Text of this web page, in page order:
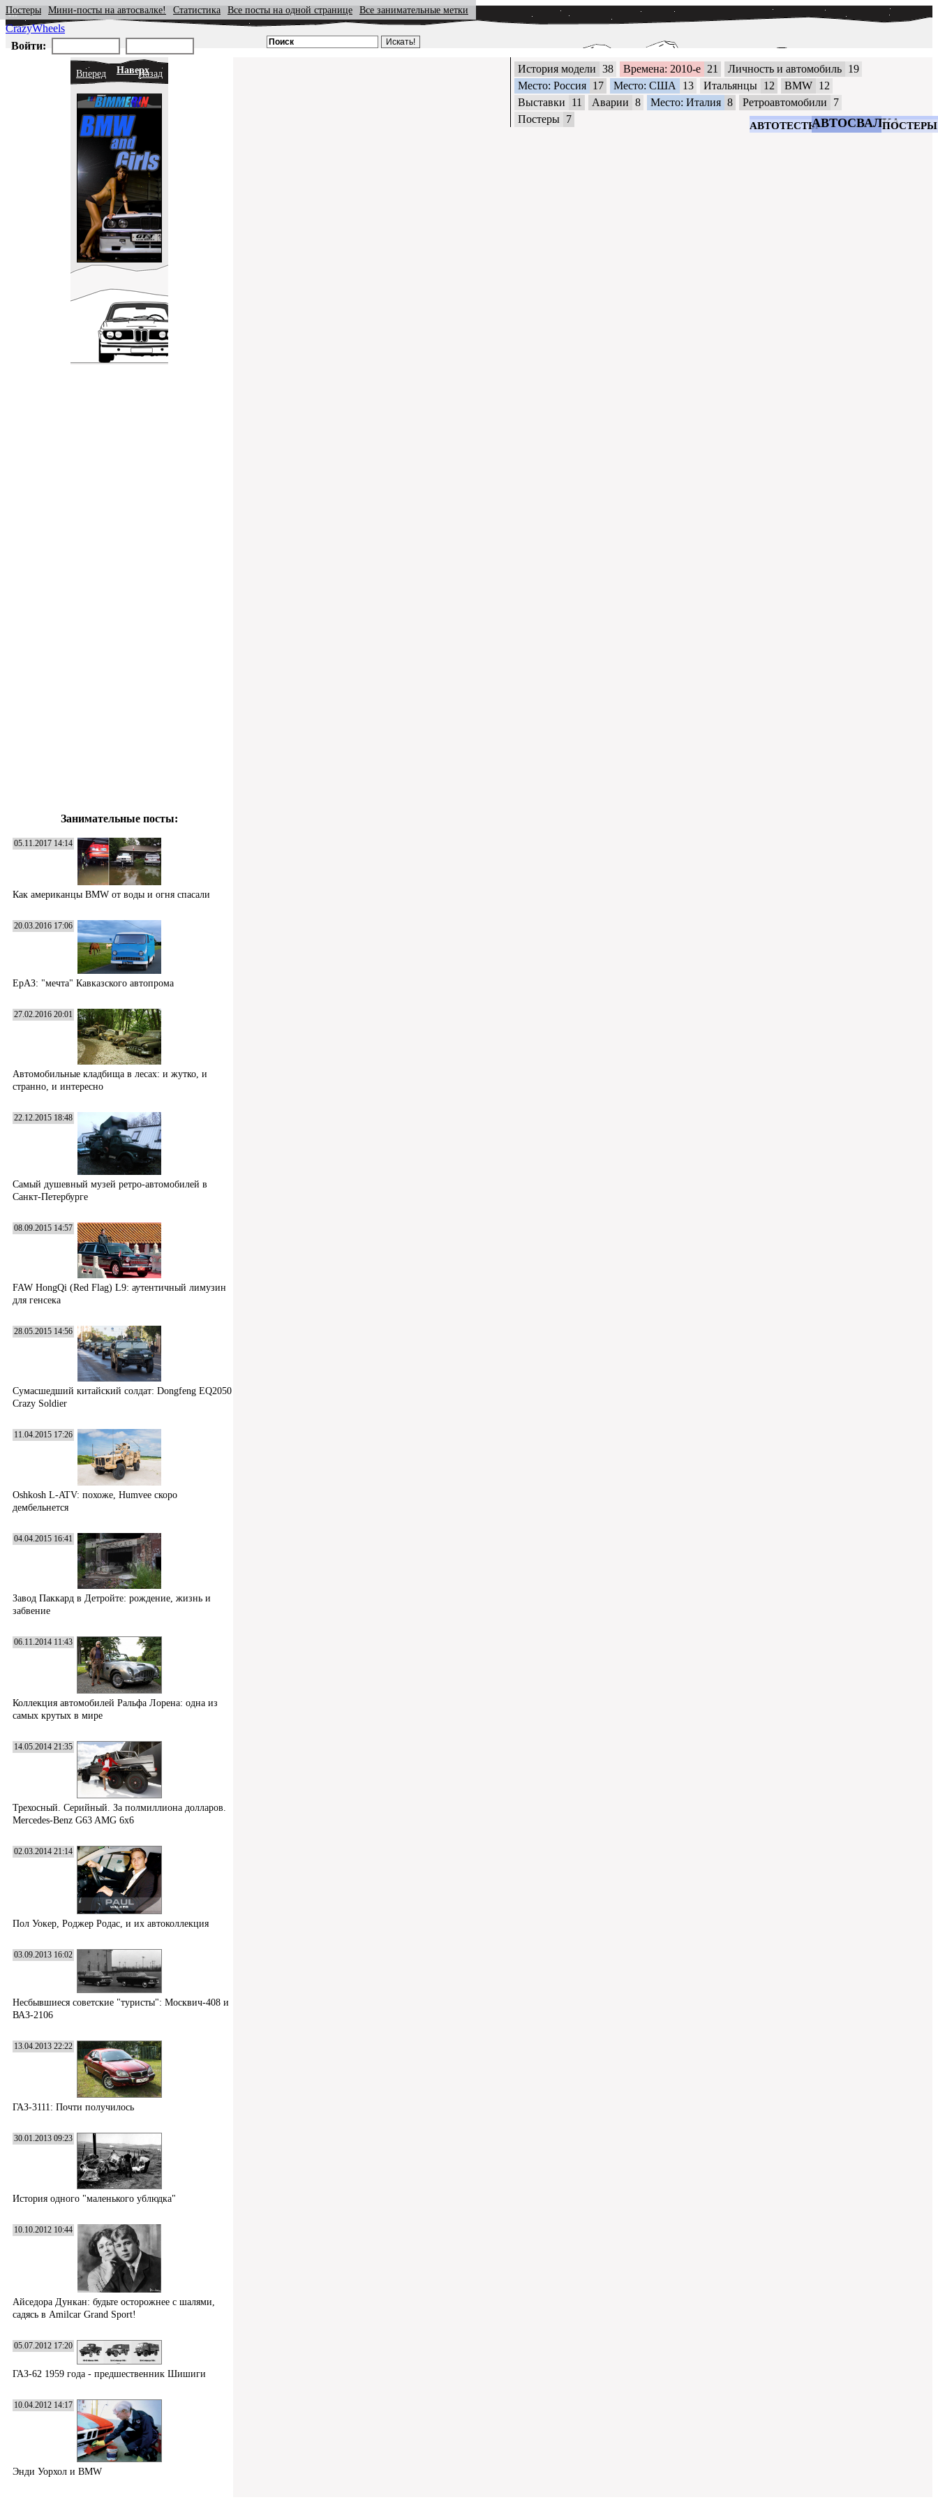
CrazyWheels
АВТОТЕСТЫАВТОСВАЛКАПОСТЕРЫ
Постеры Мини-посты на автосвалке! Статистика Все посты на одной странице Все занимательные метки
Войти:
Вперед НаверхНазад
Занимательные посты:
05.11.2017 14:14
Как американцы BMW от воды и огня спасали
20.03.2016 17:06
ЕрАЗ: "мечта" Кавказского автопрома
27.02.2016 20:01
Автомобильные кладбища в лесах: и жутко, и
странно, и интересно
22.12.2015 18:48
Самый душевный музей ретро-автомобилей в
Санкт-Петербурге
08.09.2015 14:57
FAW HongQi (Red Flag) L9: аутентичный лимузин
для генсека
28.05.2015 14:56
Сумасшедший китайский солдат: Dongfeng EQ2050
Crazy Soldier
11.04.2015 17:26
Oshkosh L-ATV: похоже, Humvee скоро
дембельнется
04.04.2015 16:41
Завод Паккард в Детройте: рождение, жизнь и
забвение
06.11.2014 11:43
Коллекция автомобилей Ральфа Лорена: одна из
самых крутых в мире
14.05.2014 21:35
Трехосный. Серийный. За полмиллиона долларов.
Mercedes-Benz G63 AMG 6x6
02.03.2014 21:14
Пол Уокер, Роджер Родас, и их автоколлекция
03.09.2013 16:02
Несбывшиеся советские "туристы": Москвич-408 и
ВАЗ-2106
13.04.2013 22:22
ГАЗ-3111: Почти получилось
30.01.2013 09:23
История одного "маленького ублюдка"
10.10.2012 10:44
Айседора Дункан: будьте осторожнее с шалями,
садясь в Amilcar Grand Sport!
05.07.2012 17:20
ГАЗ-62 1959 года - предшественник Шишиги
10.04.2012 14:17
Энди Уорхол и BMW
История модели 38 Времена: 2010-е 21 Личность и автомобиль
19
Место: Россия
17 Место: США 13 Итальянцы 12 BMW
12
Выставки
11 Аварии 8 Место: Италия 8 Ретроавтомобили
7
Постеры
7